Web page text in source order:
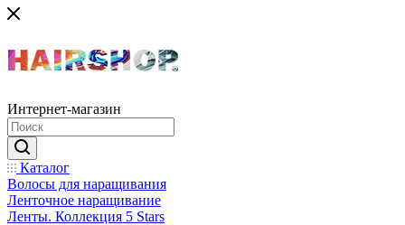
Интернет-магазин
Каталог
Волосы для наращивания
Ленточное наращивание
Ленты. Коллекция 5 Stars